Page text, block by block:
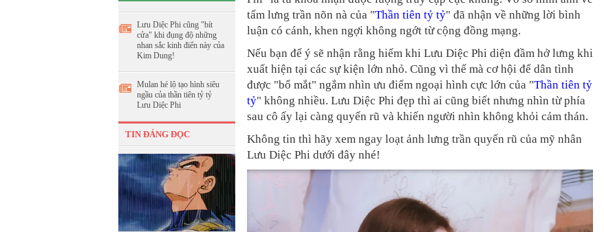
Lưu Diệc Phi cũng "bít
cửa" khi đụng độ những
nhan sắc kinh điển này của
Kim Dung!
Mulan hé lộ tạo hình siêu
ngầu của thần tiên tỷ tỷ
Lưu Diệc Phi
TIN ĐÁNG ĐỌC
tấm lưng trần nõn nà của "Thần tiên tỷ tỷ" đã nhận về những lời bình
luận có cánh, khen ngợi không ngớt từ cộng đồng mạng.
Nếu bạn để ý sẽ nhận rằng hiếm khi Lưu Diệc Phi diện đầm hở lưng khi
xuất hiện tại các sự kiện lớn nhỏ. Cũng vì thế mà cơ hội để dân tình
được "bổ mắt" ngắm nhìn ưu điểm ngoại hình cực lớn của "Thần tiên tỷ
tỷ" không nhiều. Lưu Diệc Phi đẹp thì ai cũng biết nhưng nhìn từ phía
sau cô ấy lại càng quyến rũ và khiến người nhìn không khỏi cảm thán.
Không tin thì hãy xem ngay loạt ảnh lưng trần quyến rũ của mỹ nhân
Lưu Diệc Phi dưới đây nhé!